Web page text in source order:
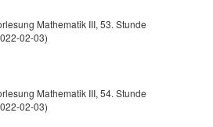
Mathematik III, 53. Stunde
02-03)
Mathematik III, 54. Stunde
02-03)